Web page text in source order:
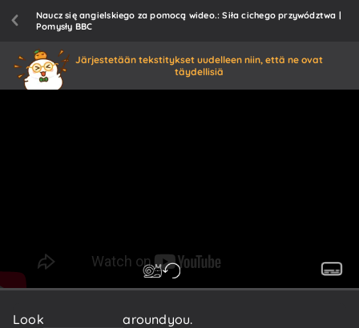
Naucz się angielskiego za pomocą wideo.: Siła cichego przywództwa |
Pomysły BBC
Järjestetään tekstitykset uudelleen niin, että ne ovat
täydellisiä
Look leadersaroundyou.